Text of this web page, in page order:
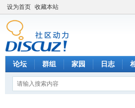
设为首页 收藏本站
论坛 群组 家园 日志